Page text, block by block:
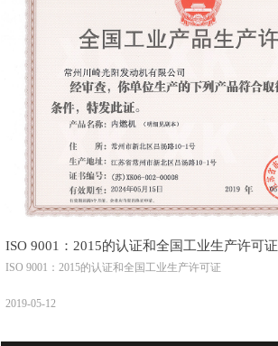
ISO 9001：2015的认证和全国工业生产许可证
ISO 9001：2015的认证和全国工业生产许可证
2019-05-12